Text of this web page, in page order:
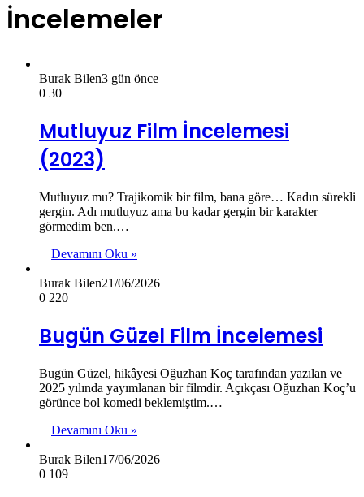
İncelemeler
Burak Bilen3 gün önce
0 30
Mutluyuz Film İncelemesi
(2023)
Mutluyuz mu? Trajikomik bir film, bana göre… Kadın sürekli
gergin. Adı mutluyuz ama bu kadar gergin bir karakter
görmedim ben.…
Devamını Oku »
Burak Bilen21/06/2026
0 220
Bugün Güzel Film İncelemesi
Bugün Güzel, hikâyesi Oğuzhan Koç tarafından yazılan ve
2025 yılında yayımlanan bir filmdir. Açıkçası Oğuzhan Koç’u
görünce bol komedi beklemiştim.…
Devamını Oku »
Burak Bilen17/06/2026
0 109